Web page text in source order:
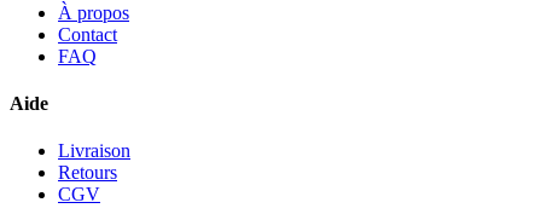
À propos
Contact
FAQ
Aide
Livraison
Retours
CGV